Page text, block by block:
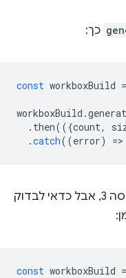
כך:
const workboxBuild =
workboxBuild .
. then(({count,
.catch((error) =>
אפשר להשתמש באותו קוד גם בגרסה 3, אבל כדאי לבדוק
const workboxBuild =